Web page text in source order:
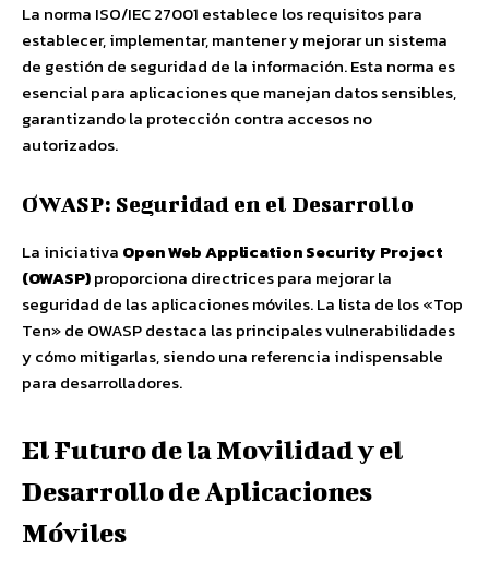
La norma ISO/IEC 27001 establece los requisitos para
establecer, implementar, mantener y mejorar un sistema
de gestión de seguridad de la información. Esta norma es
esencial para aplicaciones que manejan datos sensibles,
garantizando la protección contra accesos no
autorizados.
OWASP: Seguridad en el Desarrollo
La iniciativa Open Web Application Security Project
(OWASP)proporciona directrices para mejorar la
seguridad de las aplicaciones móviles. La lista de los «Top
Ten» de OWASP destaca las principales vulnerabilidades
y cómo mitigarlas, siendo una referencia indispensable
para desarrolladores.
El Futuro de la Movilidad y el
Desarrollo de Aplicaciones
Móviles